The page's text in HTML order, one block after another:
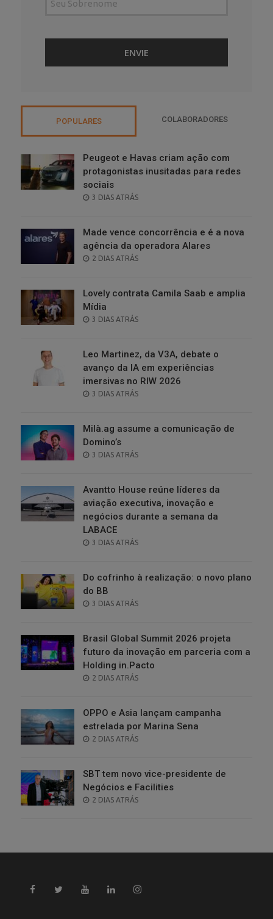
POPULARES COLABORADORES
Peugeot e Havas criam ação com
protagonistas inusitadas para redes
sociais
POSTED
3 DIAS ATRÁS
Made vence concorrência e é a nova
agência da operadora Alares
POSTED
2 DIAS ATRÁS
Lovely contrata Camila Saab e amplia
Mídia
POSTED
3 DIAS ATRÁS
Leo Martinez, da V3A, debate o
avanço da IA em experiências
imersivas no RIW 2026
POSTED
3 DIAS ATRÁS
Milà.ag assume a comunicação de
Domino’s
POSTED
3 DIAS ATRÁS
Avantto House reúne líderes da
aviação executiva, inovação e
negócios durante a semana da
LABACE
POSTED
3 DIAS ATRÁS
Do cofrinho à realização: o novo plano
do BB
POSTED
3 DIAS ATRÁS
Brasil Global Summit 2026 projeta
futuro da inovação em parceria com a
Holding in.Pacto
POSTED
2 DIAS ATRÁS
OPPO e Asia lançam campanha
estrelada por Marina Sena
POSTED
2 DIAS ATRÁS
SBT tem novo vice-presidente de
Negócios e Facilities
POSTED
2 DIAS ATRÁS